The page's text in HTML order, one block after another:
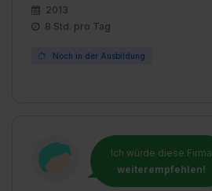
2013
8 Std. pro Tag
Noch in der Ausbildung
Ich würde diese Firma
weiterempfehlen!